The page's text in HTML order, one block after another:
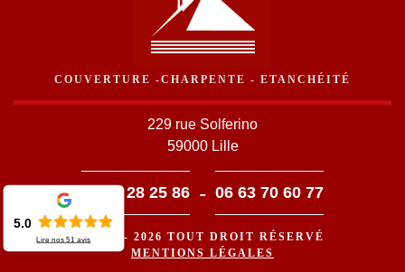
COUVERTURE -CHARPENTE - ETANCHÉITÉ
229 rue Solferino
59000 Lille
03 59 28 25 86 - 06 63 70 60 77
©2016 - 2026 TOUT DROIT RÉSERVÉ
MENTIONS LÉGALES
5.0
Lire nos51 avis